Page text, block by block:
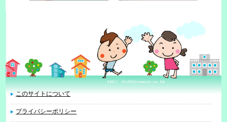
このサイトについて
プライバシーポリシー